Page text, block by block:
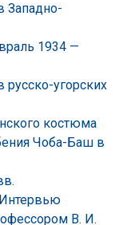
Западно-
1934 —
угорских
костюма
Чоба-Баш в
В. И.